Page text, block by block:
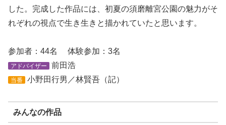
した。完成した作品には、初夏の須磨離宮公園の魅力がそ
れぞれの視点で生き生きと描かれていたと思います。
参加者：44名 体験参加：3名
アドバイザー 前田浩
当番 小野田行男／林賢吾（記）
みんなの作品